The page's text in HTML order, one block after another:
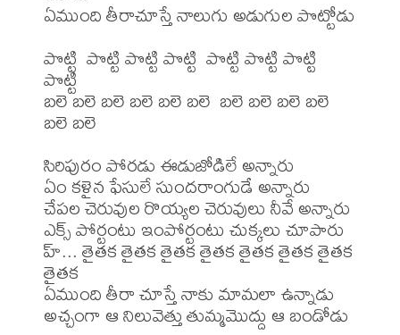
ఏముంది తీరాచూస్తే నాలుగు అడుగుల పొట్టోడు
పొట్టి  పొట్టి పొట్టి పొట్టి  పొట్టి పొట్టి పొట్టి
పొట్టి
బలె బలె బలె బలె బలె బలె  బలె బలె బలె బలె
బలె బలె
సిరిపురం పోరడు ఈడుజోడిలే అన్నారు
ఏం కళైన ఫేసులే సుందరాంగుడే అన్నారు
చేపల చెరువుల రొయ్యల చెరువులు నీవే అన్నారు
ఎక్స్ పోర్టంటు ఇంపోర్టంటు చుక్కలు చూపారు
హ్... తైతక తైతక తైతక తైతక తైతక తైతక తైతక
తైతక
ఏముంది తీరా చూస్తే నాకు మామలా ఉన్నాడు
అచ్చంగా ఆ నిలువెత్తు తుమ్మమొద్దు ఆ బండోడు